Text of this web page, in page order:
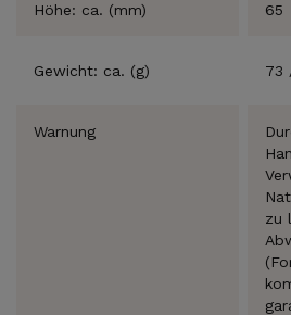
Höhe: ca. (mm) 65
Gewicht: ca. (g) 73
Warnung
zu